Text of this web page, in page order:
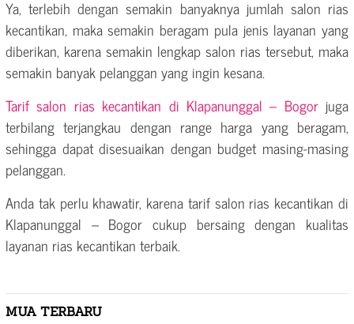
Ya, terlebih dengan semakin banyaknya jumlah salon rias
kecantikan, maka semakin beragam pula jenis layanan yang
diberikan, karena semakin lengkap salon rias tersebut, maka
semakin banyak pelanggan yang ingin kesana.
Tarif salon rias kecantikan di Klapanunggal – Bogorjuga
terbilang terjangkau dengan range harga yang beragam,
sehingga dapat disesuaikan dengan budget masing-masing
pelanggan.
Anda tak perlu khawatir, karena tarif salon rias kecantikan di
Klapanunggal – Bogor cukup bersaing dengan kualitas
layanan rias kecantikan terbaik.
MUA TERBARU